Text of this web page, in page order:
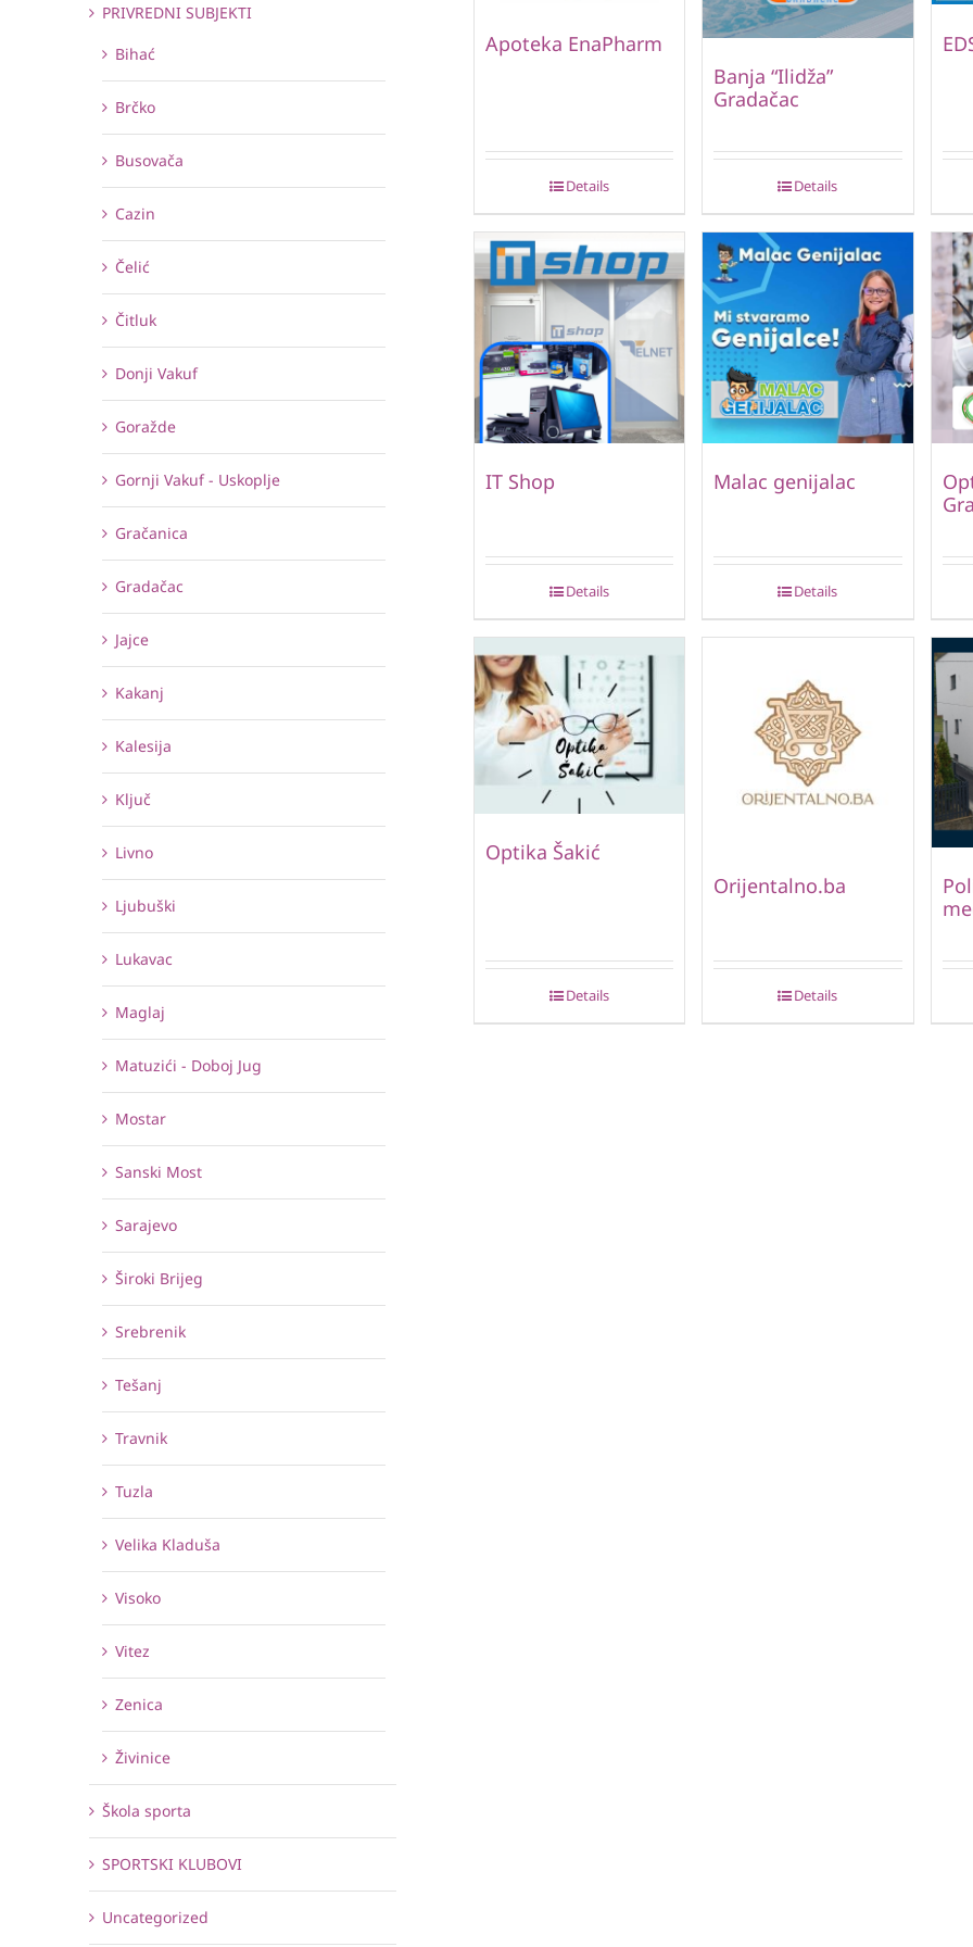
Apoteka EnaPharm
Details
Banja “Ilidža”
Gradačac
Details
IT Shop
Details
Malac genijalac
Details
Optika Šakić
Details
Orijentalno.ba
Details
PRIVREDNI SUBJEKTI
Bihać
Brčko
Busovača
Cazin
Čelić
Čitluk
Donji Vakuf
Goražde
Gornji Vakuf - Uskoplje
Gračanica
Gradačac
Jajce
Kakanj
Kalesija
Ključ
Livno
Ljubuški
Lukavac
Maglaj
Matuzići - Doboj Jug
Mostar
Sanski Most
Sarajevo
Široki Brijeg
Srebrenik
Tešanj
Travnik
Tuzla
Velika Kladuša
Visoko
Vitez
Zenica
Živinice
Škola sporta
SPORTSKI KLUBOVI
Uncategorized